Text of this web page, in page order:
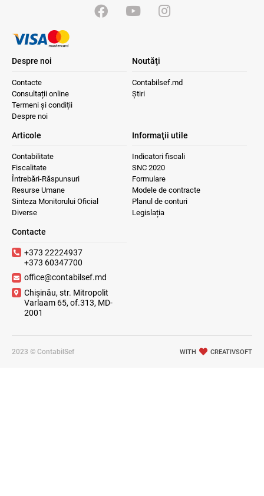
Despre noi
Contacte
Consultații online
Termeni și condiții
Despre noi
Noutăţi
Contabilsef.md
Știri
Articole
Contabilitate
Fiscalitate
Întrebări-Răspunsuri
Resurse Umane
Sinteza Monitorului Oficial
Diverse
Informaţii utile
Indicatori fiscali
SNC 2020
Formulare
Modele de contracte
Planul de conturi
Legislația
Contacte
+373 22224937
+373 60347700
office@contabilsef.md
Chișinău, str. Mitropolit
Varlaam 65, of.313, MD-
2001
2023 © ContabilSef WITH CREATIVSOFT